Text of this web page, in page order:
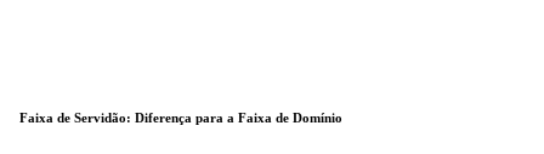
Faixa de Servidão: Diferença para a Faixa de Domínio